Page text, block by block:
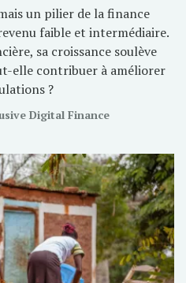
un pilier de la finance
faible et intermédiaire.
sa croissance soulève
elle contribuer à améliorer
?
Digital Finance